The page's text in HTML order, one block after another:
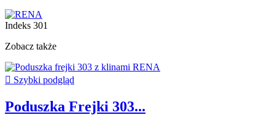
Indeks 301
Zobacz także
 Szybki podgląd
Poduszka Frejki 303...